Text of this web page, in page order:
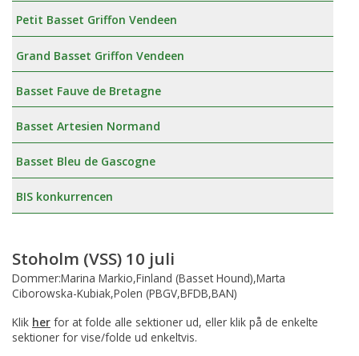
Petit Basset Griffon Vendeen
Grand Basset Griffon Vendeen
Basset Fauve de Bretagne
Basset Artesien Normand
Basset Bleu de Gascogne
BIS konkurrencen
Stoholm (VSS) 10 juli
Dommer:Marina Markio,Finland (Basset Hound),Marta
Ciborowska-Kubiak,Polen (PBGV,BFDB,BAN)
Klik her for at folde alle sektioner ud, eller klik på de enkelte
sektioner for vise/folde ud enkeltvis.